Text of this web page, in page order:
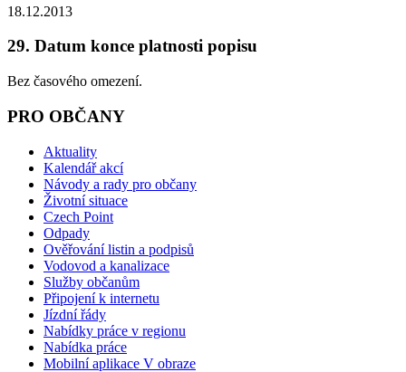
18.12.2013
29. Datum konce platnosti popisu
Bez časového omezení.
PRO OBČANY
Aktuality
Kalendář akcí
Návody a rady pro občany
Životní situace
Czech Point
Odpady
Ověřování listin a podpisů
Vodovod a kanalizace
Služby občanům
Připojení k internetu
Jízdní řády
Nabídky práce v regionu
Nabídka práce
Mobilní aplikace V obraze